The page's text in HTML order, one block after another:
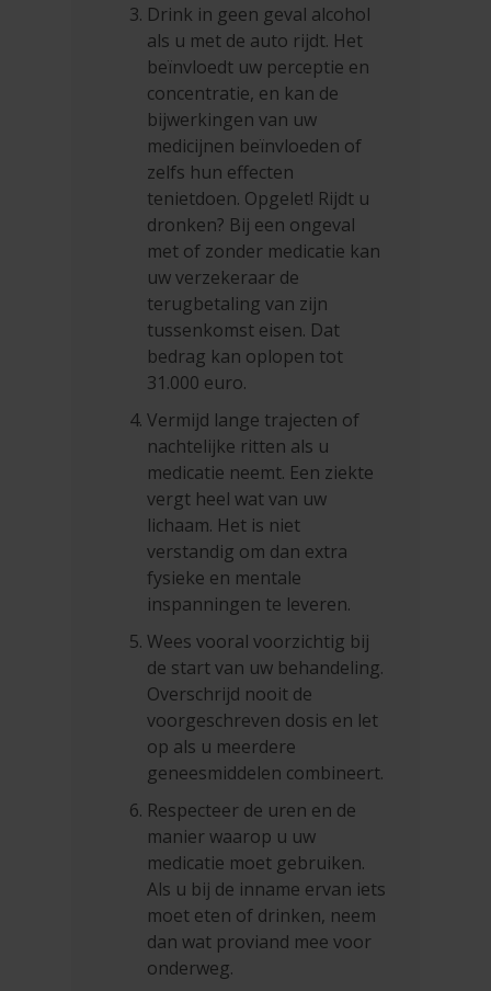
Drink in geen geval alcohol
als u met de auto rijdt. Het
beïnvloedt uw perceptie en
concentratie, en kan de
bijwerkingen van uw
medicijnen beïnvloeden of
zelfs hun effecten
tenietdoen. Opgelet! Rijdt u
dronken? Bij een ongeval
met of zonder medicatie kan
uw verzekeraar de
terugbetaling van zijn
tussenkomst eisen. Dat
bedrag kan oplopen tot
31.000 euro.
Vermijd lange trajecten of
nachtelijke ritten als u
medicatie neemt. Een ziekte
vergt heel wat van uw
lichaam. Het is niet
verstandig om dan extra
fysieke en mentale
inspanningen te leveren.
Wees vooral voorzichtig bij
de start van uw behandeling.
Overschrijd nooit de
voorgeschreven dosis en let
op als u meerdere
geneesmiddelen combineert.
Respecteer de uren en de
manier waarop u uw
medicatie moet gebruiken.
Als u bij de inname ervan iets
moet eten of drinken, neem
dan wat proviand mee voor
onderweg.